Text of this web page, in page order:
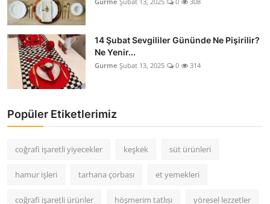
14 Şubat Sevgililer Gününde Ne Pişirilir?
Ne Yenir...
Gurme Şubat 13, 2025 0 314
Popüler Etiketlerimiz
coğrafi işaretli yiyecekler keşkek süt ürünleri
hamur işleri tarhana çorbası et yemekleri
coğrafi işaretli ürünler höşmerim tatlısı yöresel lezzetler